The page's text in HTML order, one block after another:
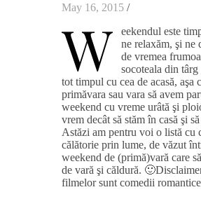
May 16, 2015 /
W
eekendul este
ne relaxăm, şi ne
de vremea
socoteala din
tot timpul cu cea de acasă, aşa
primăvara sau vara să avem
weekend cu vreme urâtă şi
vrem decât să stăm în casă şi
Astăzi am pentru voi o listă cu
călătorie prin lume, de văzut
weekend de (primă)vară care
de vară şi căldură.
filmelor sunt comedii